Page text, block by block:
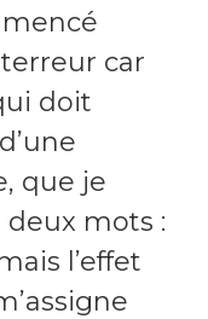
car
doit
que je
mots :
l’effet